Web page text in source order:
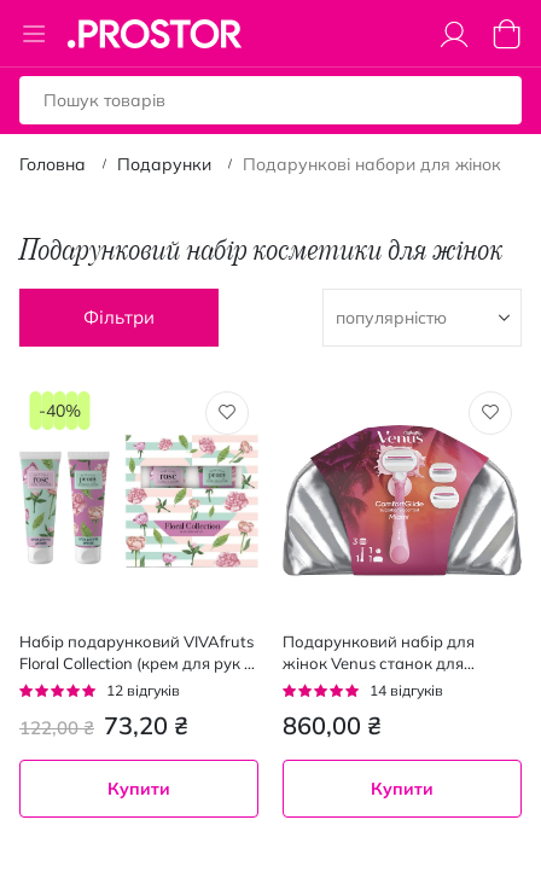
Toggle
Nav
Кошик
Головна Подарунки Подарункові набори для жінок
Подарунковий набір косметики для жінок
Фільтри
Набір подарунковий VIVAfruts
Floral Collection (крем для рук 2
шт. х 60 мл)
Рейтинг:
12 відгуків
73,20 ₴
122,00 ₴
-40%
Купити
Подарунковий набір для
жінок Venus станок для
гоління ComfortGlide
Sugarberry Miami з 3 змінними
картриджами + кріплення +
Рейтинг:
14 відгуків
860,00 ₴
Купити